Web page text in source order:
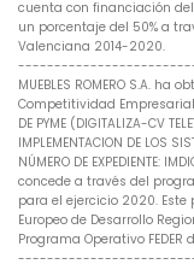
cuenta con financiación del
un porcentaje del 50% a
Valenciana 2014-2020.
MUEBLES ROMERO S.A.
Competitividad Empresarial
DE PYME (DIGITALIZA-CV
IMPLEMENTACION DE LOS
NÚMERO DE EXPEDIENTE:
concede a través del
para el ejercicio 2020.
Europeo de Desarrollo
Programa Operativo